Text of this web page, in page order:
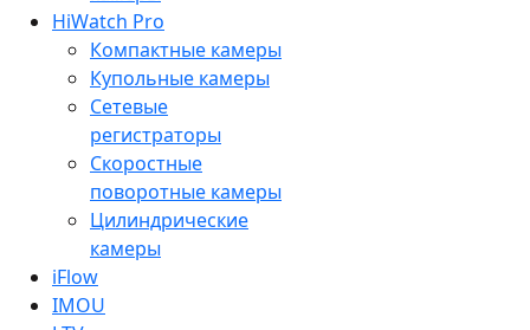
HiWatch Pro
Компактные камеры
Купольные камеры
Сетевые
регистраторы
Скоростные
поворотные камеры
Цилиндрические
камеры
iFlow
IMOU